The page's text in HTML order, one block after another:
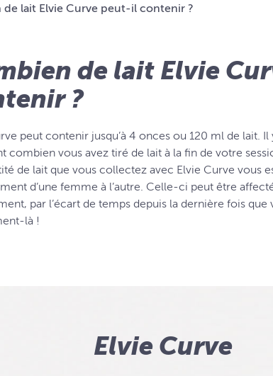
de lait Elvie Curve peut-il contenir ?
de lait Elvie
?
peut contenir jusqu’à 4 onces ou 120 ml de lait.
combien vous avez tiré de lait à la fin de votre
de lait que vous collectez avec Elvie Curve vous
d’une femme à l’autre. Celle-ci peut être
par l’écart de temps depuis la dernière fois
là !
Elvie Curve